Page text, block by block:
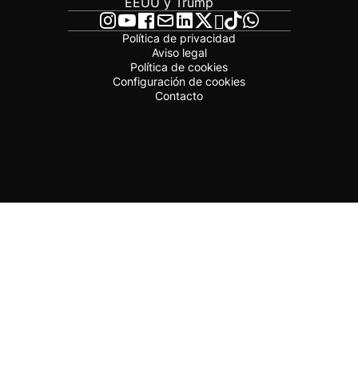
Política de privacidad
Aviso legal
Política de cookies
Configuración de cookies
Contacto